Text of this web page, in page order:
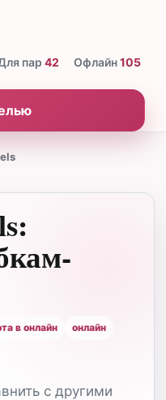
пар 42 Офлайн105
в онлайн
онлайн
с другими